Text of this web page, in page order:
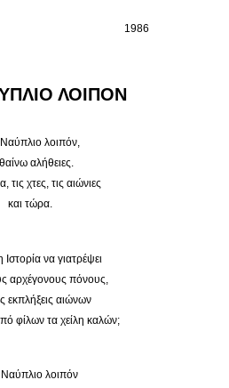
1986
ΛΟΙΠΟΝ
λοιπόν,
αλήθειες.
τις χτες, τις αιώνιες
και τώρα.
να γιατρέψει
αρχέγονους πόνους,
εκπλήξεις αιώνων
φίλων τα χείλη καλών;
λοιπόν